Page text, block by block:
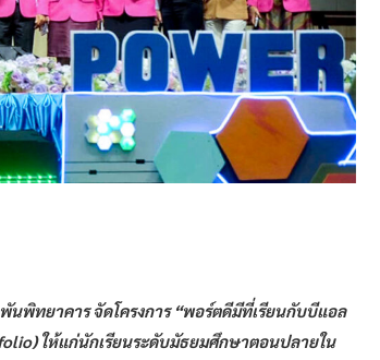
นพิทยาคาร จัดโครงการ “พอร์ตดีมีที่เรียนกับบีแอล
ให้แก่นักเรียนระดับมัธยมศึกษาตอนปลายใน